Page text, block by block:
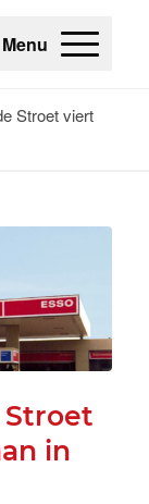
Menu
Stroet viert
Stroet
in